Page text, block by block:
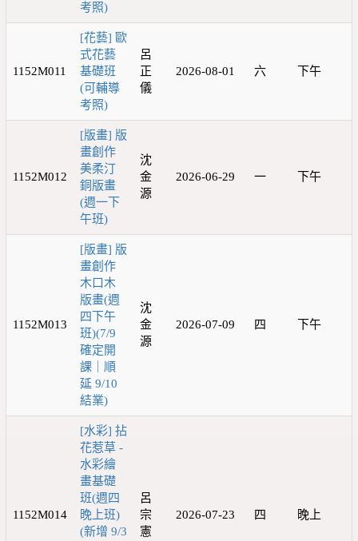
考照)
1152M011
[花藝] 歐
式花藝
基礎班
(可輔導
考照)
呂
正
儀
2026-08-01 六 下午
1152M012
[版畫] 版
畫創作
美柔汀
銅版畫
(週一下
午班)
沈
金
源
2026-06-29 一 下午
1152M013
[版畫] 版
畫創作
木口木
版畫(週
四下午
班)(7/9
確定開
課｜順
延 9/10
結業)
沈
金
源
2026-07-09 四 下午
1152M014
[水彩] 拈
花惹草 -
水彩繪
畫基礎
班(週四
晚上班)
(新增 9/3
呂
宗
憲
2026-07-23 四 晚上